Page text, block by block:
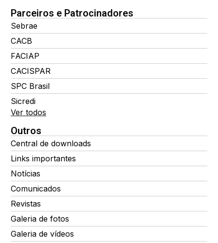
Parceiros e Patrocinadores
Sebrae
CACB
FACIAP
CACISPAR
SPC Brasil
Sicredi
Ver todos
Outros
Central de downloads
Links importantes
Notícias
Comunicados
Revistas
Galeria de fotos
Galeria de vídeos